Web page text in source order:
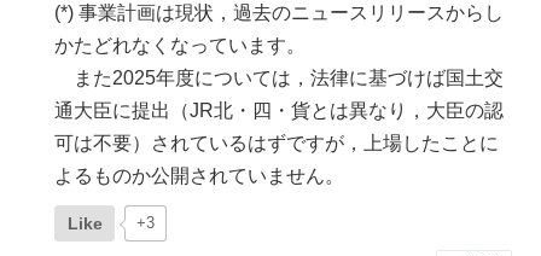
(*) 事業計画は現状，過去のニュースリリースからし
かたどれなくなっています。
また2025年度については，法律に基づけば国土交
通大臣に提出（JR北・四・貨とは異なり，大臣の認
可は不要）されているはずですが，上場したことに
よるものか公開されていません。
Like +3